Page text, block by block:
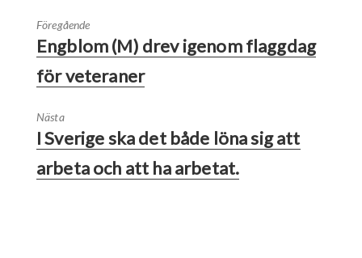
Föregående
Engblom (M) drev igenom flaggdag
för veteraner
Nästa
I Sverige ska det både löna sig att
arbeta och att ha arbetat.